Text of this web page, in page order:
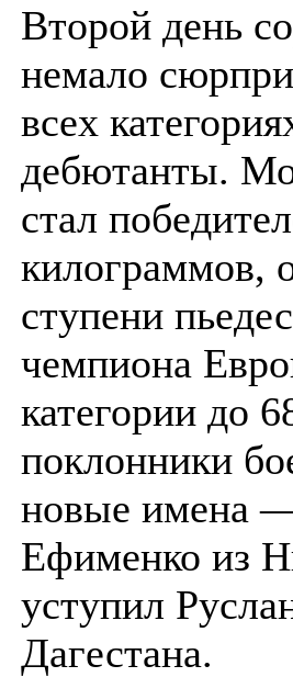
Второй день
немало
всех
дебютанты.
стал
килограммов,
ступени
чемпиона
категории до
поклонники
новые имена
Ефименко из
уступил
Дагестана.